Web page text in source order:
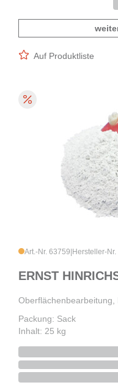
Auf Produktliste
Art.-Nr. 63759 Hersteller-
ERNST
Oberflächenbearbeitung,
Packung: Sack
Inhalt: 25 kg